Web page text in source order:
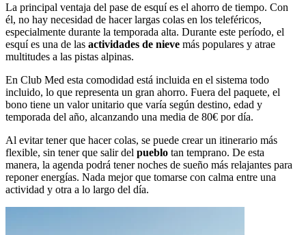
La principal ventaja del pase de esquí es el ahorro de tiempo. Con
él, no hay necesidad de hacer largas colas en los teleféricos,
especialmente durante la temporada alta. Durante este período, el
esquí es una de las actividades de nieve más populares y atrae
multitudes a las pistas alpinas.
En Club Med esta comodidad está incluida en el sistema todo
incluido, lo que representa un gran ahorro. Fuera del paquete, el
bono tiene un valor unitario que varía según destino, edad y
temporada del año, alcanzando una media de 80€ por día.
Al evitar tener que hacer colas, se puede crear un itinerario más
flexible, sin tener que salir del pueblo tan temprano. De esta
manera, la agenda podrá tener noches de sueño más relajantes para
reponer energías. Nada mejor que tomarse con calma entre una
actividad y otra a lo largo del día.